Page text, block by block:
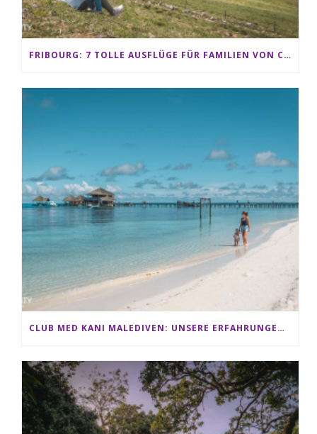
FRIBOURG: 7 TOLLE AUSFLÜGE FÜR FAMILIEN VON CHARMEY BIS LES PACCOTS
CLUB MED KANI MALEDIVEN: UNSERE ERFAHRUNGEN IM ALL-INCLUSIVE PARADIES